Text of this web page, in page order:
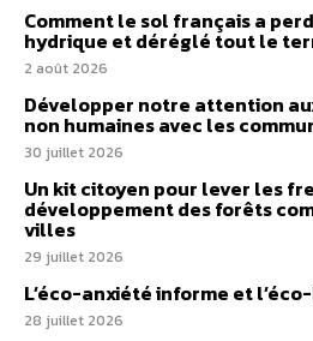
Comment le sol français a
hydrique et déréglé tout le
2 août 2026
Développer notre attention
non humaines avec les
30 juillet 2026
Un kit citoyen pour lever les
développement des forêts
villes
29 juillet 2026
L’éco-anxiété informe et
28 juillet 2026